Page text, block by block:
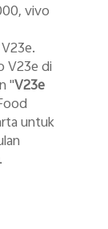
vivo
V23e di
"V23e
untuk